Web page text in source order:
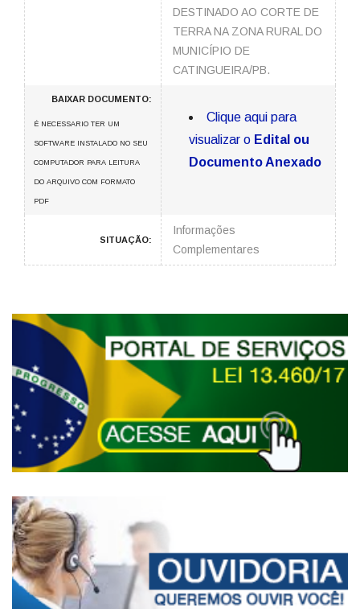
DESTINADO AO CORTE DE
TERRA NA ZONA RURAL DO
MUNICÍPIO DE
CATINGUEIRA/PB.
BAIXAR DOCUMENTO:
É NECESSARIO TER UM
SOFTWARE INSTALADO NO SEU
COMPUTADOR PARA LEITURA
DO ARQUIVO COM FORMATO
PDF
Clique aqui para
visualizar o Edital ou
Documento Anexado
SITUAÇÃO:
Informações
Complementares